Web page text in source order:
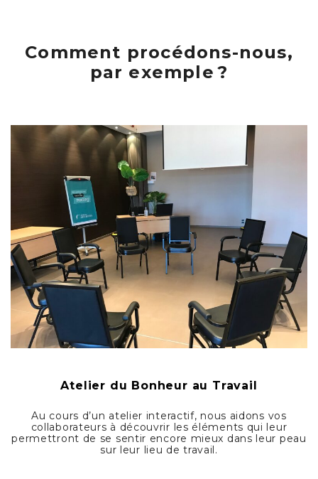
Comment procédons-nous,
par exemple ?
Atelier du Bonheur au Travail
Au cours d’un atelier interactif, nous aidons vos
collaborateurs à découvrir les éléments qui leur
permettront de se sentir encore mieux dans leur peau
sur leur lieu de travail.